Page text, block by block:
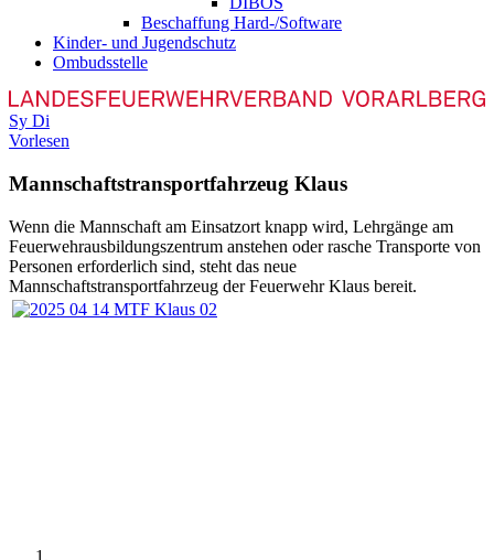
Beschaffung Hard-/Software
Kinder- und Jugendschutz
Ombudsstelle
Sy Di
Vorlesen
Mannschaftstransportfahrzeug Klaus
Wenn die Mannschaft am Einsatzort knapp wird, Lehrgänge am
Feuerwehrausbildungszentrum anstehen oder rasche Transporte von
Personen erforderlich sind, steht das neue
Mannschaftstransportfahrzeug der Feuerwehr Klaus bereit.